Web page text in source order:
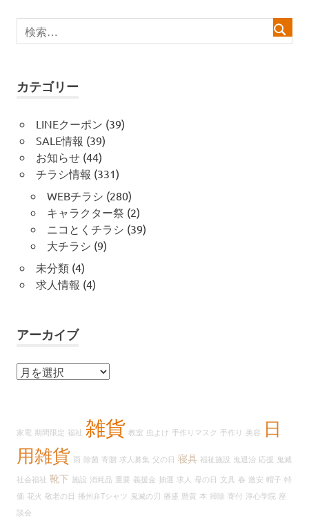
ョ
ン
カテゴリー
LINEクーポン (39)
SALE情報 (39)
お知らせ(44)
チラシ情報 (331)
WEBチラシ (280)
キャラクター祭 (2)
ニコとくチラシ (39)
大チラシ (9)
未分類(4)
求人情報 (4)
アーカイブ
ア
ブ
家電 期間限定 福祉 雑貨 教室 虫よけ 手作りマスク 手作り 美容 日
用雑貨 雨 除菌 寄贈 求人募集 父の日 寝具 福祉施設 鬼退治 応援 鬼滅
社会福祉 靴下 施設 消耗品 重要 義援金 抽選 求人 母の日 文具 春 激安 帽子 特
価 花火 敬老の日 播州弁Tシャツ 鬼滅の刃 播盛 懸賞 本 掃除 寄付 淳心学院 座
談会